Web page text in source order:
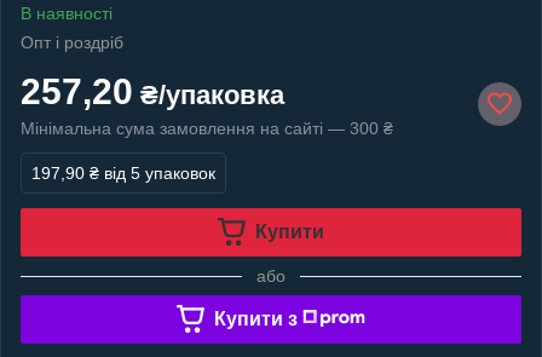
В наявності
Опт і роздріб
257,20 ₴/упаковка
Мінімальна сума замовлення на сайті — 300 ₴
197,90 ₴ від 5 упаковок
Купити
або
Купити з